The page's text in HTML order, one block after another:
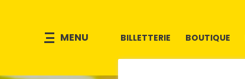
MENU BILLETTERIE BOUTIQUE